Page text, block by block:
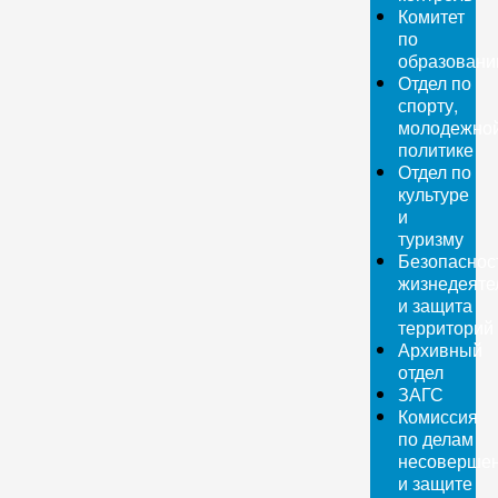
Комитет
по
Отдел по
спорту,
политике
Отдел по
культуре
и
туризму
и защита
территорий
Архивный
отдел
ЗАГС
Комиссия
по делам
и защите